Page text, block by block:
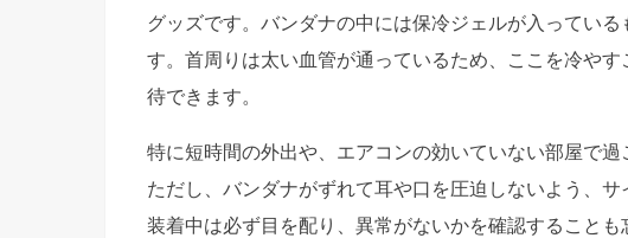
グッズです。バンダナの中には保冷ジェルが入ってい
す。首周りは太い血管が通っているため、ここを冷や
待できます。
特に短時間の外出や、エアコンの効いていない部屋で過
ただし、バンダナがずれて耳や口を圧迫しないよう、サ
装着中は必ず目を配り、異常がないかを確認することも